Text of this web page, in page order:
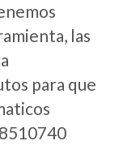
las
para que